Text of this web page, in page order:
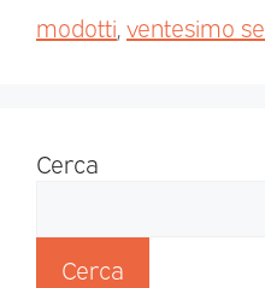
modotti ventesimo
Cerca
Cerca